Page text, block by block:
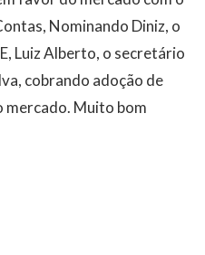
Nominando Diniz, o
Luiz Alberto, o secretário
cobrando adoção de
mercado. Muito bom